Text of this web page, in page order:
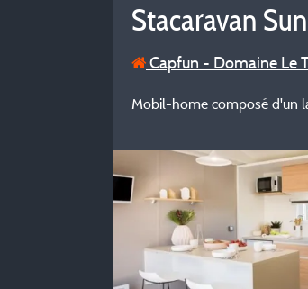
Stacaravan
Capfun - Domaine Le
Mobil-home composé d'un